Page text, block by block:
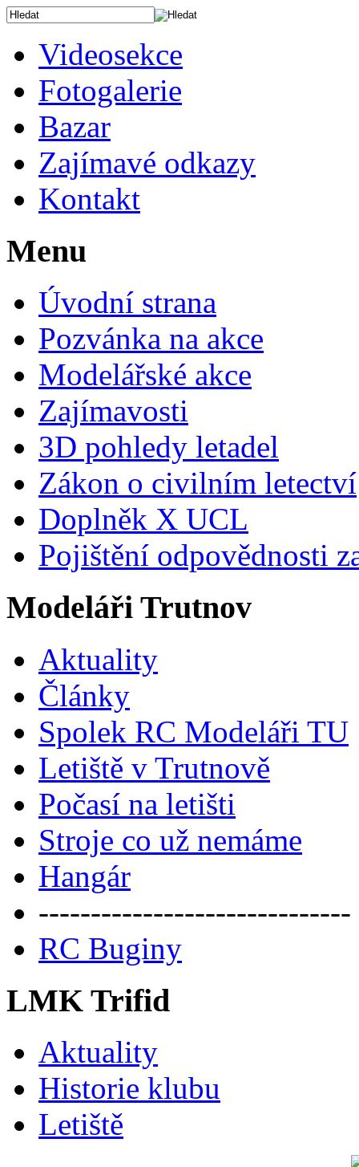
Videosekce
Fotogalerie
Bazar
Zajímavé odkazy
Kontakt
Menu
Úvodní strana
Pozvánka na akce
Modelářské akce
Zajímavosti
3D pohledy letadel
Zákon o civilním letectví
Doplněk X UCL
Pojištění odpovědnosti
Modeláři Trutnov
Aktuality
Články
Spolek RC Modeláři TU
Letiště v Trutnově
Počasí na letišti
Stroje co už nemáme
Hangár
------------------------------
RC Buginy
LMK Trifid
Aktuality
Historie klubu
Letiště